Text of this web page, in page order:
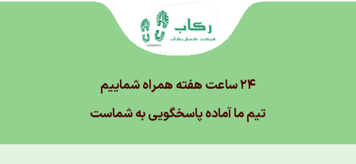
۲۴ ساعت هفته همراه شماییم
تیم ما آماده پاسخگویی به شماست